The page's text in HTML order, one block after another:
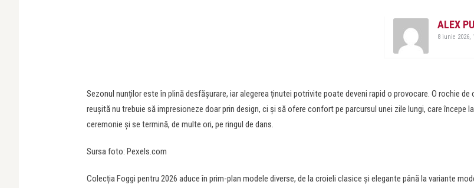
ALEX
8 iunie 2026,
Sezonul nunților este în plină desfășurare, iar alegerea ținutei potrivite poate deveni rapid o provocare. O rochie de
reușită nu trebuie să impresioneze doar prin design, ci și să ofere confort pe parcursul unei zile lungi, care începe la
ceremonie și se termină, de multe ori, pe ringul de dans.
Sursa foto: Pexels.com
Colecția Foggi pentru 2026 aduce în prim-plan modele diverse, de la croieli clasice și elegante până la variante